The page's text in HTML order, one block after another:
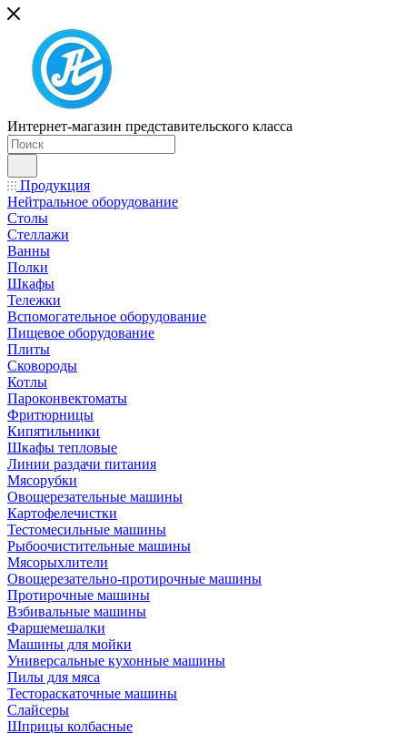
Интернет-магазин представительского класса
Продукция
Нейтральное оборудование
Столы
Стеллажи
Ванны
Полки
Шкафы
Тележки
Вспомогательное оборудование
Пищевое оборудование
Плиты
Сковороды
Котлы
Пароконвектоматы
Фритюрницы
Кипятильники
Шкафы тепловые
Линии раздачи питания
Мясорубки
Овощерезательные машины
Картофелечистки
Тестомесильные машины
Рыбоочистительные машины
Мясорыхлители
Овощерезательно-протирочные машины
Протирочные машины
Взбивальные машины
Фаршемешалки
Машины для мойки
Универсальные кухонные машины
Пилы для мяса
Тестораскаточные машины
Слайсеры
Шприцы колбасные